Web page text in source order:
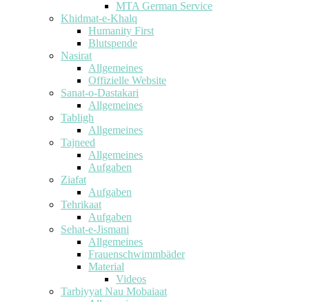
MTA German Service
Khidmat-e-Khalq
Humanity First
Blutspende
Nasirat
Allgemeines
Offizielle Website
Sanat-o-Dastakari
Allgemeines
Tabligh
Allgemeines
Tajneed
Allgemeines
Aufgaben
Ziafat
Aufgaben
Tehrikaat
Aufgaben
Sehat-e-Jismani
Allgemeines
Frauenschwimmbäder
Material
Videos
Tarbiyyat Nau Mobaiaat